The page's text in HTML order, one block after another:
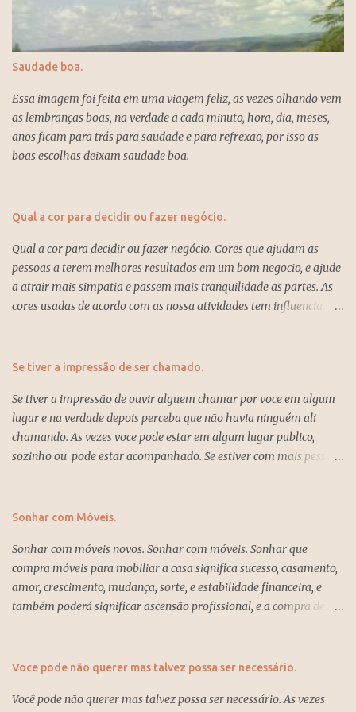
assumir novos desafios para conseguirem realizar os seus
projetos, e o ano um é o ano da busca da independência e também
da solidão, porque as pessoas exigem fidelidade e tem pouco
tempo para o amor. O numero um significa inicio, novo, solidão,
possibilidades, amor, força, determinação, individualismo, e
coragem e se deve ser persistente na vida para atingir os objetivos
um ano para se esquecer...
Saudade boa.
Essa imagem foi feita em uma viagem feliz, as vezes olhando vem
as lembranças boas, na verdade a cada minuto, hora, dia, meses,
anos ficam para trás para saudade e para refrexão, por isso as
boas escolhas deixam saudade boa.
Qual a cor para decidir ou fazer negócio.
Qual a cor para decidir ou fazer negócio. Cores que ajudam as
pessoas a terem melhores resultados em um bom negocio, e ajude
a atrair mais simpatia e passem mais tranquilidade as partes. As
cores usadas de acordo com as nossa atividades tem influencia.
mais atraem tranquilidade, leveza, claridade e que transmite
e mais apropriadas para essa ocasião. Azul empresarial, branco,
preto associada a cor branca e cinza, também cinza claro cai bem
para as mulheres e complemento para os homens. Entretenimento
mais.
Se tiver a impressão de ser chamado.
Se tiver a impressão de ouvir alguem chamar por voce em algum
lugar e na verdade depois perceba que não havia ninguém ali
chamando. As vezes voce pode estar em algum lugar publico,
sozinho ou pode estar acompanhado. Se estiver com mais pessoas
devido alguma desconfiança, preste mais atenção se as pessoas
perdas, fofcas tristezas e falta de apoio. Se só voce ouviu e a outra
pessoa lhe chamar principalmentte a noite significa que voce não
tem experiencias necessárias para dicidir e poderá enfrentar
problemas futuros, como perdas por agir impensadamente, falta
prejuizos, seja voce mesmo, tenha cautela e procure orientações de
Sonhar com Móveis.
Sonhar com móveis novos. Sonhar com móveis. Sonhar que
compra móveis para mobiliar a casa significa sucesso, casamento,
amor, crescimento, mudança, sorte, e estabilidade financeira, e
também poderá significar ascensão profissional, e a compra de
felicidade na vida. Sonhar com móveis velhos significa decepções,
momento em relação ao trabalho, mas sonhar que ganha móveis
Voce pode não querer mas talvez possa ser necessário.
Você pode não querer mas talvez possa ser necessário. As vezes